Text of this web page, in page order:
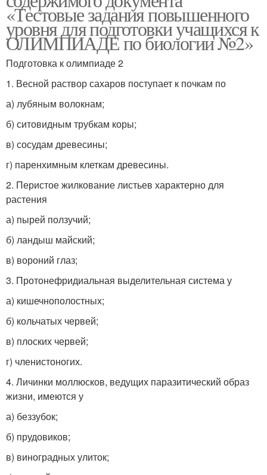
«Тестовые задания повышенного
уровня для подготовки учащихся к
ОЛИМПИАДЕ по биологии №2»
Подготовка к олимпиаде 2
1. Весной раствор сахаров поступает к почкам по
а) лубяным волокнам;
б) ситовидным трубкам коры;
в) сосудам древесины;
г) паренхимным клеткам древесины.
2. Перистое жилкование листьев характерно для
растения
а) пырей ползучий;
б) ландыш майский;
в) вороний глаз;
3. Протонефридиальная выделительная система у
а) кишечнополостных;
б) кольчатых червей;
в) плоских червей;
г) членистоногих.
4. Личинки моллюсков, ведущих паразитический образ
жизни, имеются у
а) беззубок;
б) прудовиков;
в) виноградных улиток;